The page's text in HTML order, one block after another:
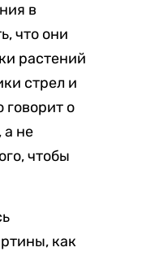
в
что они
растений
стрел и
о
а не
чтобы
как